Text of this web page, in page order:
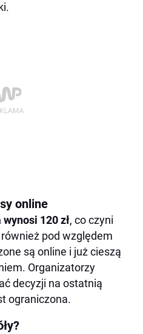
online
120 zł, co czyni
pod względem
są online i już cieszą
Organizatorzy
decyzji na ostatnią
ograniczona.